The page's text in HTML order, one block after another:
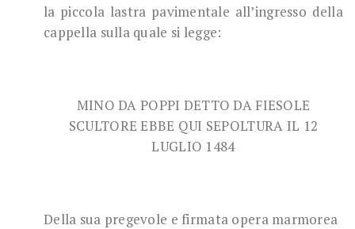
la piccola lastra pavimentale all’ingresso della
cappella sulla quale si legge:
MINO DA POPPI DETTO DA FIESOLE
SCULTORE EBBE QUI SEPOLTURA IL 12
LUGLIO 1484
Della sua pregevole e firmata opera marmorea